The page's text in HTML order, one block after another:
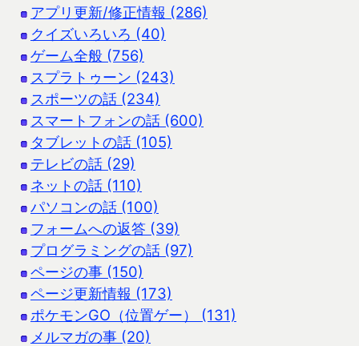
アプリ更新/修正情報 (286)
クイズいろいろ (40)
ゲーム全般 (756)
スプラトゥーン (243)
スポーツの話 (234)
スマートフォンの話 (600)
タブレットの話 (105)
テレビの話 (29)
ネットの話 (110)
パソコンの話 (100)
フォームへの返答 (39)
プログラミングの話 (97)
ページの事 (150)
ページ更新情報 (173)
ポケモンGO（位置ゲー） (131)
メルマガの事 (20)